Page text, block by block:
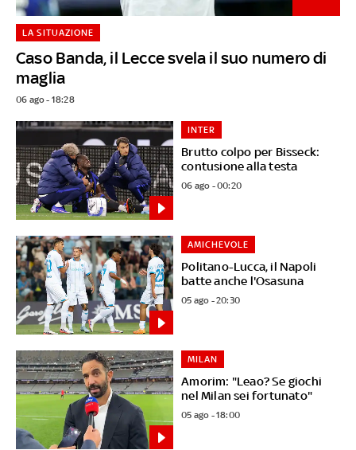
Caso Banda, il Lecce svela il suo numero di
maglia
LA SITUAZIONE
06 ago - 18:28
Brutto colpo per Bisseck:
contusione alla testa
INTER
06 ago - 00:20
Politano-Lucca, il Napoli
batte anche l'Osasuna
AMICHEVOLE
05 ago - 20:30
Amorim: "Leao? Se giochi
nel Milan sei fortunato"
MILAN
05 ago - 18:00